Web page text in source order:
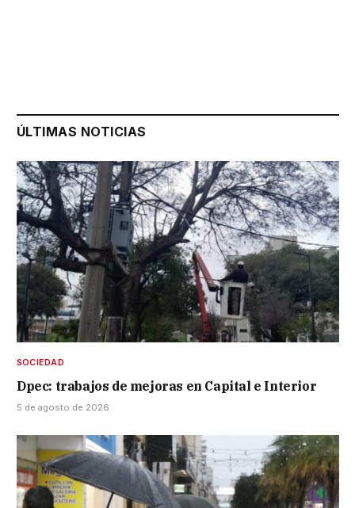
ÚLTIMAS NOTICIAS
SOCIEDAD
Dpec: trabajos de mejoras en Capital e Interior
5 de agosto de 2026